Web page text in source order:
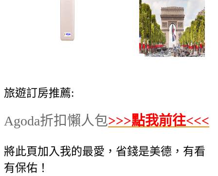
旅遊訂房推薦:
Agoda折扣懶人包>>>點我前往<<<
將此頁加入我的最愛，省錢是美德，有看
有保佑！